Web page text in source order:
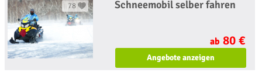
78 Schneemobil selber fahren
ab 80 €
Angebote anzeigen